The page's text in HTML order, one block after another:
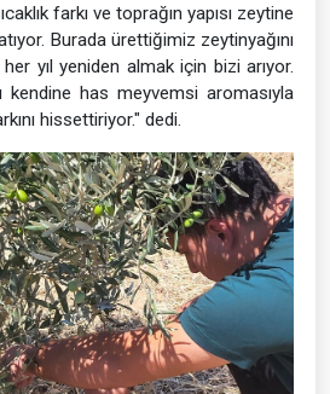
farkı ve toprağın yapısı zeytine
Burada ürettiğimiz zeytinyağını
yıl yeniden almak için bizi arıyor.
kendine has meyvemsi aromasıyla
hissettiriyor." dedi.